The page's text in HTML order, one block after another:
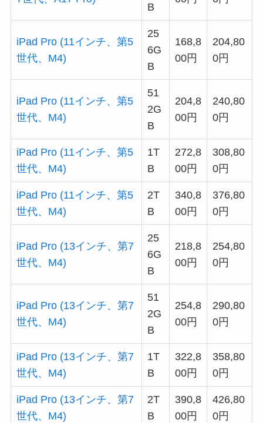
B
iPad Pro (11インチ、第5
世代、M4)
25
6G
B
168,8
00円
204,80
0円
iPad Pro (11インチ、第5
世代、M4)
51
2G
B
204,8
00円
240,80
0円
iPad Pro (11インチ、第5
世代、M4)
1T
B
272,8
00円
308,80
0円
iPad Pro (11インチ、第5
世代、M4)
2T
B
340,8
00円
376,80
0円
iPad Pro (13インチ、第7
世代、M4)
25
6G
B
218,8
00円
254,80
0円
iPad Pro (13インチ、第7
世代、M4)
51
2G
B
254,8
00円
290,80
0円
iPad Pro (13インチ、第7
世代、M4)
1T
B
322,8
00円
358,80
0円
iPad Pro (13インチ、第7
世代、M4)
2T
B
390,8
00円
426,80
0円